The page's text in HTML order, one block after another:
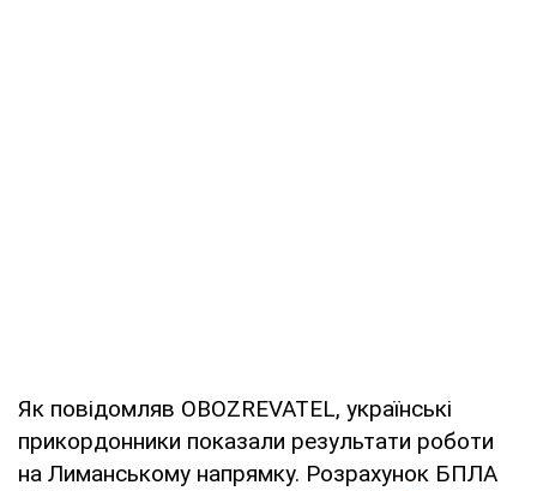
Як повідомляв OBOZREVATEL, українські
прикордонники показали результати роботи
на Лиманському напрямку. Розрахунок БПЛА